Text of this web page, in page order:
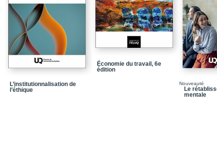
Chapitre 4 / Estime de
Chapitre 5 / Stratégies
Conclusion
Annexe / Stress,
contexte de COVID-19
L’institutionnalisation de
l’éthique
Économie du travail, 6e
édition
Nouveauté
Le
mentale